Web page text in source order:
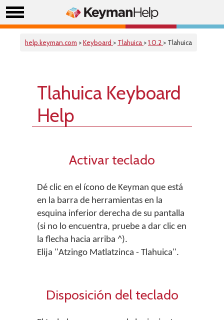
help.keyman.com >Keyboard > Tlahuica >1.0.2 > Tlahuica
Tlahuica Keyboard
Help
Activar teclado
Dé clic en el ícono de Keyman que está
en la barra de herramientas en la
esquina inferior derecha de su pantalla
(si no lo encuentra, pruebe a dar clic en
la flecha hacia arriba ^).
Elija "Atzingo Matlatzinca - Tlahuica".
Disposición del teclado